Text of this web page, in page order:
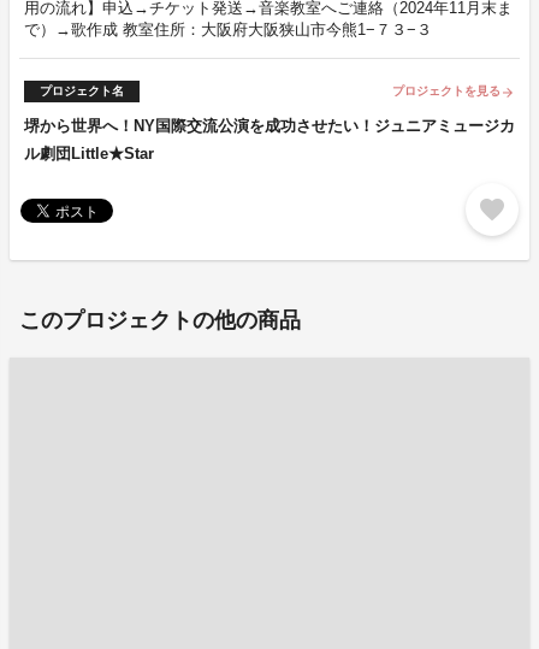
用の流れ】申込→チケット発送→音楽教室へご連絡（2024年11月末ま
で）→歌作成 教室住所：大阪府大阪狭山市今熊1−７３−３
プロジェクト名 プロジェクトを見る arrow_forward
堺から世界へ！NY国際交流公演を成功させたい！ジュニアミュージカ
ル劇団Little★Star
favorite
このプロジェクトの他の商品